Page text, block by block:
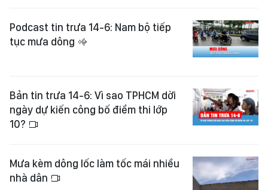
Podcast tin trưa 14-6: Nam bộ tiếp
tục mưa dông
Bản tin trưa 14-6: Vì sao TPHCM dời
ngày dự kiến công bố điểm thi lớp
10?
Mưa kèm dông lốc làm tốc mái nhiều
nhà dân